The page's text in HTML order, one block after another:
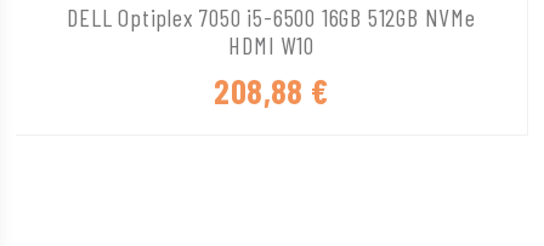
DELL Optiplex 7050 i5-6500 16GB 512GB NVMe
HDMI W10
208,88 €